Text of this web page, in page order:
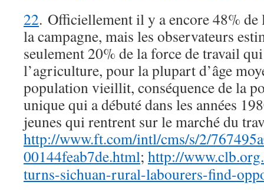
22. Officiellement il y a encore 48%
la campagne, mais les observateurs
seulement 20% de la force de travail
l’agriculture, pour la plupart d’âge
population vieillit, conséquence de la
unique qui a débuté dans les années
jeunes qui rentrent sur le marché du
http://www.ft.com/intl/cms/s/2/
00144feab7de.html; http://
turns-sichuan-rural-labourers-find-